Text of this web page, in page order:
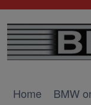
Home BMW